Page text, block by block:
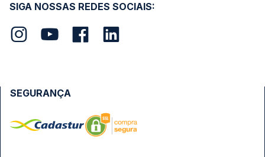
SIGA NOSSAS REDES SOCIAIS:
SEGURANÇA